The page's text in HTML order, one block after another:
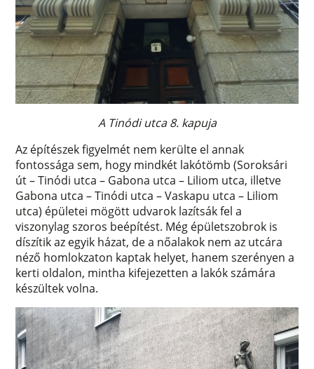
A Tinódi utca 8. kapuja
Az építészek figyelmét nem kerülte el annak
fontossága sem, hogy mindkét lakótömb (Soroksári
út – Tinódi utca – Gabona utca – Liliom utca, illetve
Gabona utca – Tinódi utca – Vaskapu utca – Liliom
utca) épületei mögött udvarok lazítsák fel a
viszonylag szoros beépítést. Még épületszobrok is
díszítik az egyik házat, de a nőalakok nem az utcára
néző homlokzaton kaptak helyet, hanem szerényen a
kerti oldalon, mintha kifejezetten a lakók számára
készültek volna.